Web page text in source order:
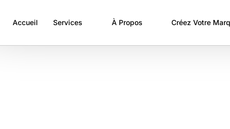
Accueil Services À Propos Créez Votre